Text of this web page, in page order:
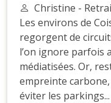
Christine -
Les environs de
regorgent de
l’on ignore parfois
médiatisées. Or,
empreinte
éviter les parkings...